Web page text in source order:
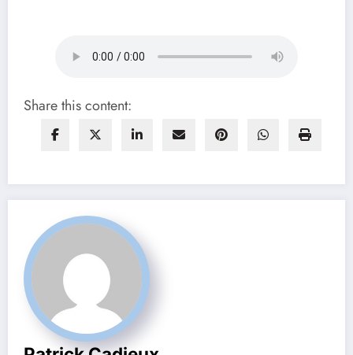
Share this content: